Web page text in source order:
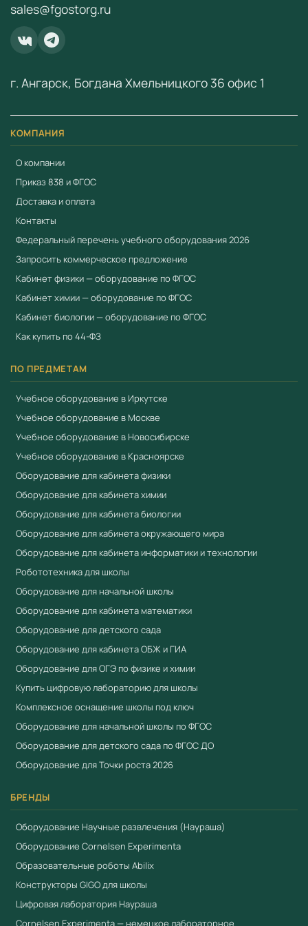
fgostorg.ru@yandex.ru
ООО «Учебный Стандарт» — поставщик
образовательного оборудования по ФГОС с 2018 года.
ИНН 3801158281.
КОМПАНИЯ
О компании
Приказ 838 и ФГОС
Доставка и оплата
Контакты
Федеральный перечень учебного оборудования 2026
Запросить коммерческое предложение
Кабинет физики — оборудование по ФГОС
Кабинет химии — оборудование по ФГОС
Кабинет биологии — оборудование по ФГОС
Как купить по 44-ФЗ
ПО ПРЕДМЕТАМ
Учебное оборудование в Иркутске
Учебное оборудование в Москве
Учебное оборудование в Новосибирске
Учебное оборудование в Красноярске
Оборудование для кабинета физики
Оборудование для кабинета химии
Оборудование для кабинета биологии
Оборудование для кабинета окружающего мира
Оборудование для кабинета информатики и технологии
Робототехника для школы
Оборудование для начальной школы
Оборудование для кабинета математики
Оборудование для детского сада
Оборудование для кабинета ОБЖ и ГИА
Оборудование для ОГЭ по физике и химии
Купить цифровую лабораторию для школы
Комплексное оснащение школы под ключ
Оборудование для начальной школы по ФГОС
Оборудование для детского сада по ФГОС ДО
Оборудование для Точки роста 2026
БРЕНДЫ
Оборудование Научные развлечения (Наураша)
Оборудование Cornelsen Experimenta
Образовательные роботы Abilix
Конструкторы GIGO для школы
Цифровая лаборатория Наураша
sales@fgostorg.ru
г. Ангарск, Богдана Хмельницкого 36 офис 1